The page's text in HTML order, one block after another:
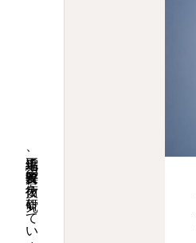
縮毛矯正、髪質改善の技術を研究しています。